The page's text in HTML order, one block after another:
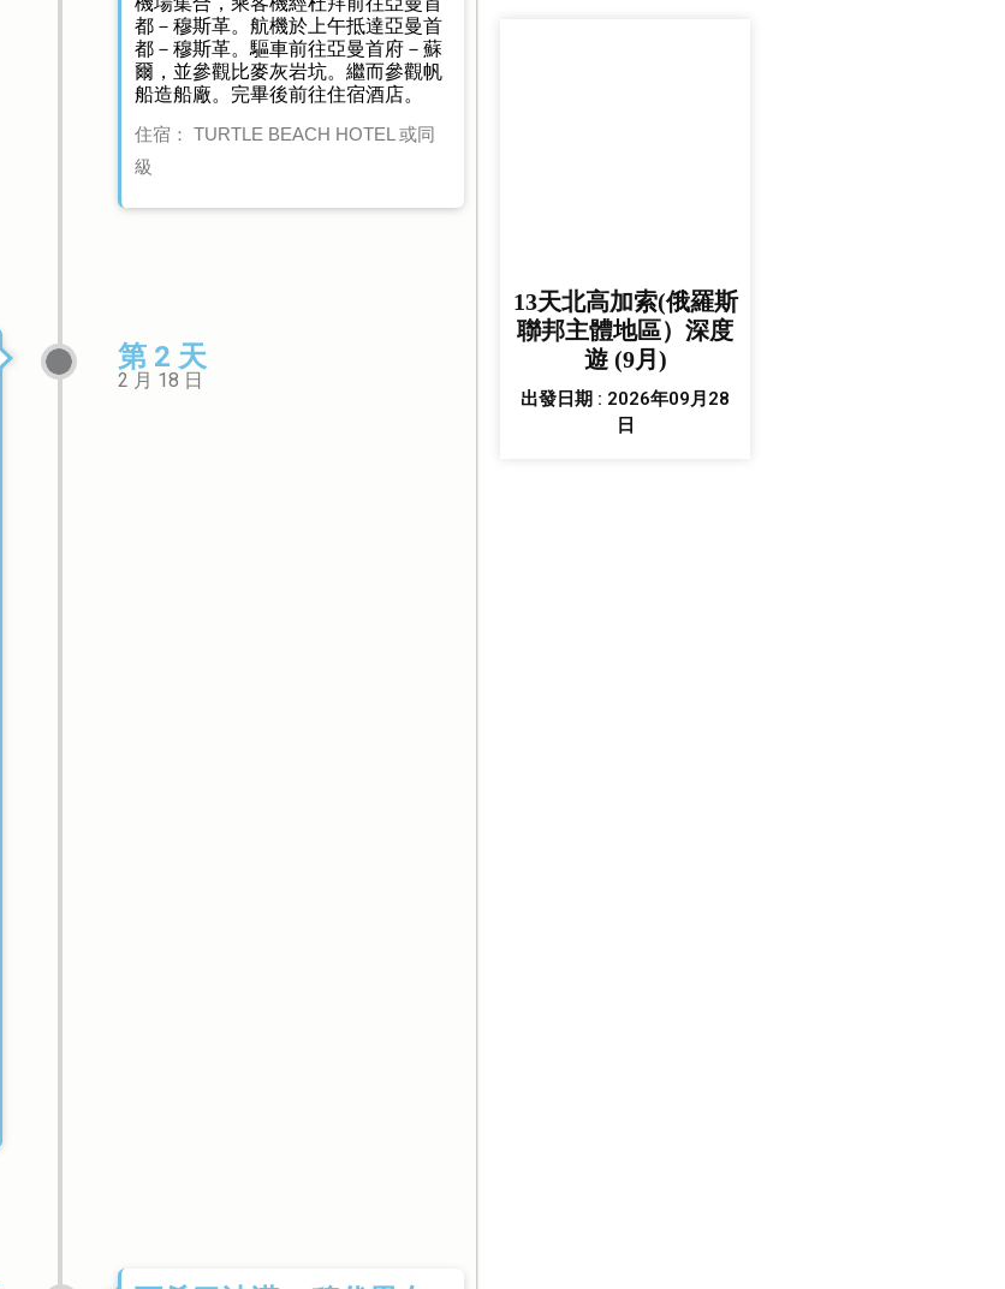
都－穆斯革。航機於上午抵達亞曼首
都－穆斯革。驅車前往亞曼首府－蘇
爾，並參觀比麥灰岩坑。繼而參觀帆
船造船廠。完畢後前往住宿酒店。
住宿： TURTLE BEACH HOTEL 或同
級
第 2 天
2 月 18 日
13天北高加索(俄羅斯
聯邦主體地區）深度
遊 (9月)
出發日期 : 2026年09月28
日